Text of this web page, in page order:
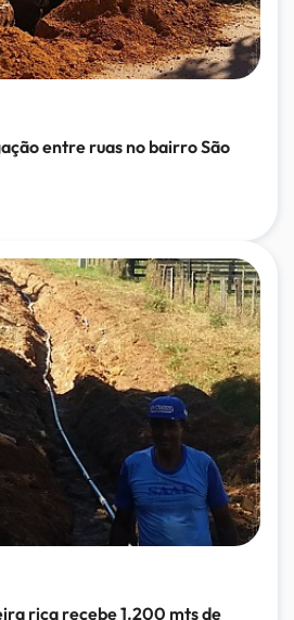
entre ruas no bairro São
rica recebe 1.200 mts de